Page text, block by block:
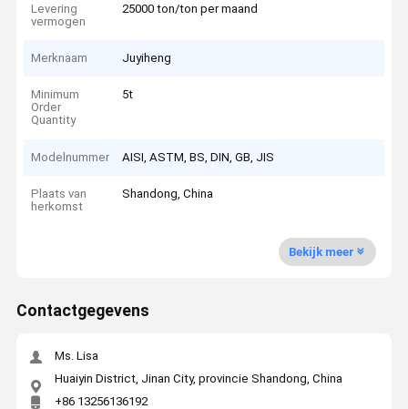
Levering
vermogen
25000 ton/ton per maand
Merknaam Juyiheng
Minimum
Order
Quantity
5t
Modelnummer AISI, ASTM, BS, DIN, GB, JIS
Plaats van
herkomst
Shandong, China
Bekijk meer
Contactgegevens
Ms. Lisa
Huaiyin District, Jinan City, provincie Shandong, China
+86 13256136192